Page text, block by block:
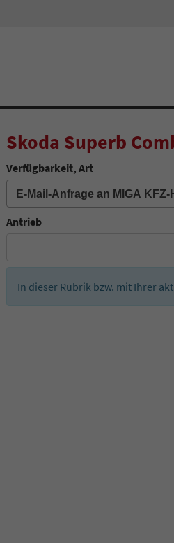
Skoda Superb
Verfügbarkeit, Art
Antrieb
In dieser Rubrik bzw. mit Ihrer